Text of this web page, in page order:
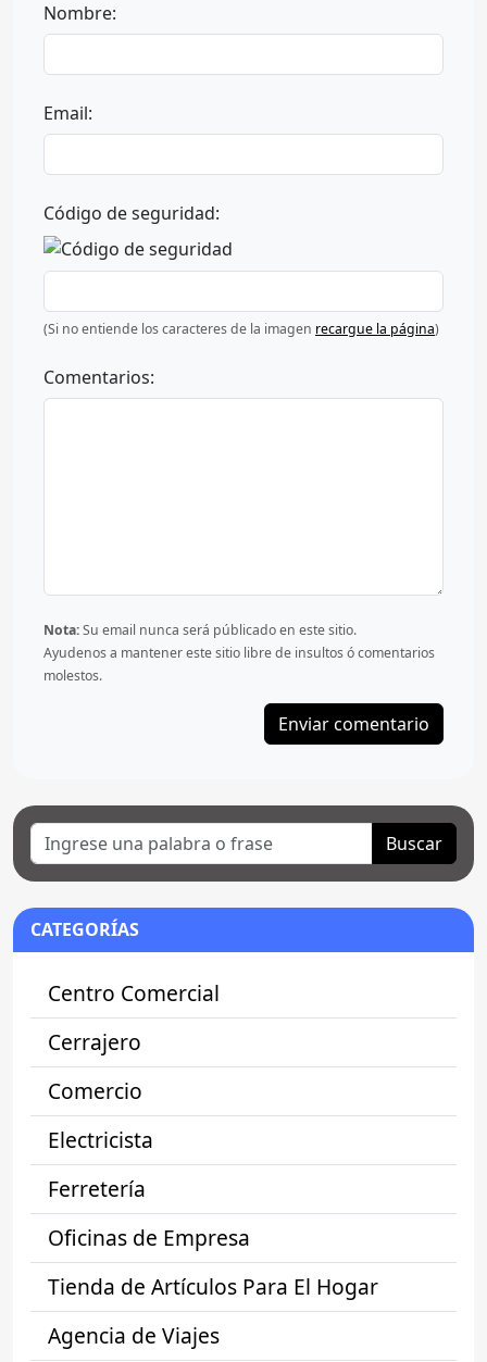
Nombre:
Email:
Código de seguridad:
(Si no entiende los caracteres de la imagen recargue la página)
Comentarios:
Nota:Su email nunca será públicado en este sitio.
Ayudenos a mantener este sitio libre de insultos ó comentarios
molestos.
Buscar
CATEGORÍAS
Centro Comercial
Cerrajero
Comercio
Electricista
Ferretería
Oficinas de Empresa
Tienda de Artículos Para El Hogar
Agencia de Viajes